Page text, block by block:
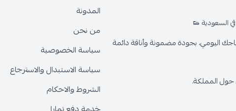
السعودية 👟
اليومي، بجودة مضمونة وأناقة دائمة
المدونة
من نحن
سياسة الخصوصية
سياسة الاستبدال والاسترجاع
الشروط والاحكام